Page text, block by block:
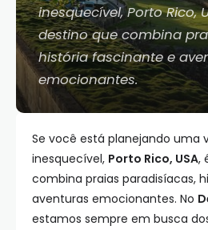
inesquecível, Porto Rico,
destino que combina
história fascinante e
emocionantes.
Se você está planejando uma
inesquecível, Porto Rico, USA,
combina praias paradisíacas,
aventuras emocionantes. No
estamos sempre em busca